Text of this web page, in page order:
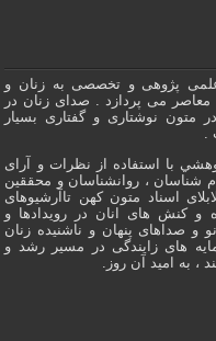
علمی پژوهى و تخصصی به زنان و
معاصر می پردازد . صدای زنان در
متون نوشتاری و گفتاری بسیار
.
با استفاده از نظرات و آرای
شناسان ، روانشناسان و محققین
اسناد متون کهن تاآرشیوهای
و كنش هاى انان در رویدادها و
و صداهای پنهان و ناشنیده زنان
های زایندگی در مسير رشد و
، به اميد آن روز.